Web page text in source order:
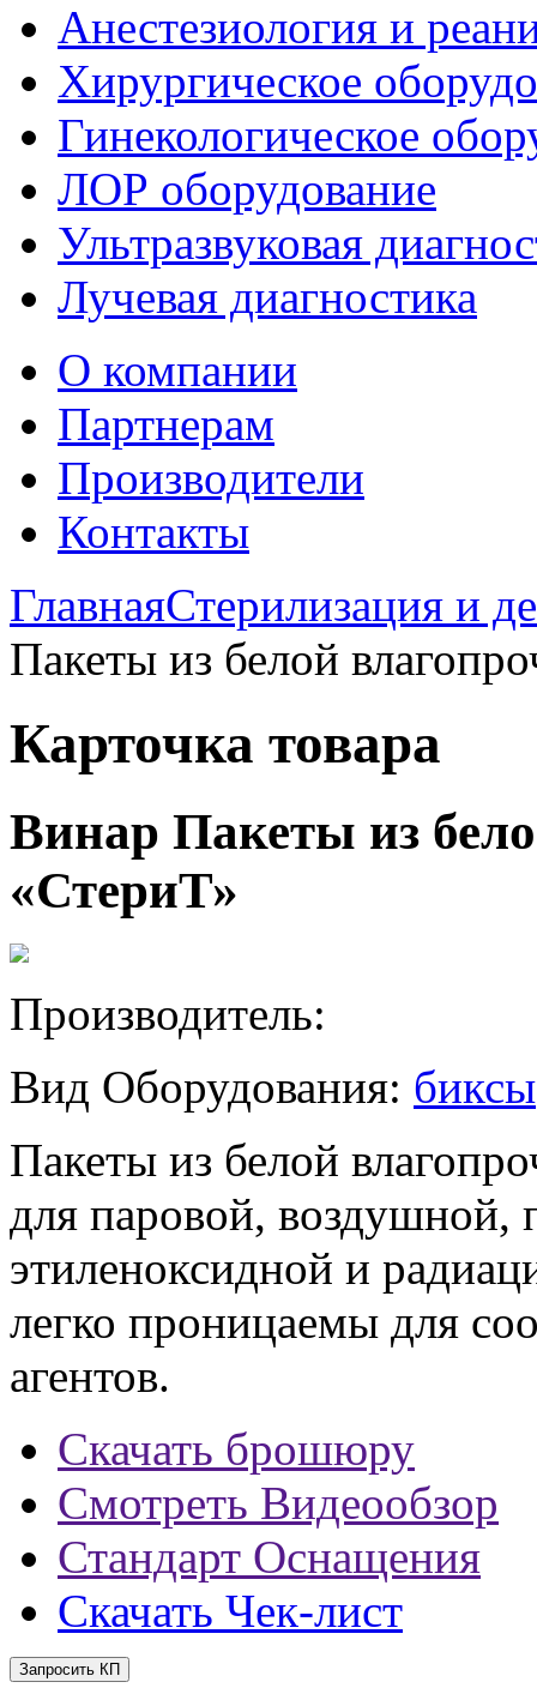
Анестезиология и
Хирургическое
Гинекологическое
ЛОР оборудование
Ультразвуковая
Лучевая диагностика
О компании
Партнерам
Производители
Контакты
ГлавнаяСтерилизация и
Пакеты из белой
Карточка товара
Винар Пакеты из
«СтериТ»
Производитель:
Вид Оборудования: биксы
Пакеты из белой
для паровой, воздушной,
этиленоксидной и
легко проницаемы для
агентов.
Скачать брошюру
Смотреть Видеообзор
Стандарт Оснащения
Скачать Чек-лист
Запросить КП